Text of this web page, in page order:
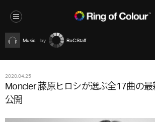
Music RoC Staff
2020.04.25
Moncler 藤原ヒロシが選ぶ全17曲の
公開